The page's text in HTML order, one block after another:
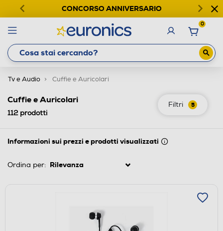
CONCORSO ANNIVERSARIO
0
Tv e Audio Cuffie e Auricolari
Filtri 5
Cuffie e Auricolari
112prodotti
Informazioni sui prezzi e prodotti visualizzati
Ordina per: